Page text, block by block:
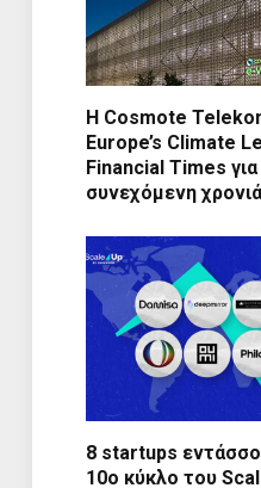
Η Cosmote
Europe’s Climate
Financial Times
συνεχόμενη χρονιά
8 startups
10ο κύκλο του